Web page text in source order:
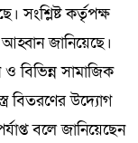
সংশ্লিষ্ট কর্তৃপক্ষ
জানিয়েছে।
বিভিন্ন সামাজিক
বিতরণের উদ্যোগ
বলে জানিয়েছেন